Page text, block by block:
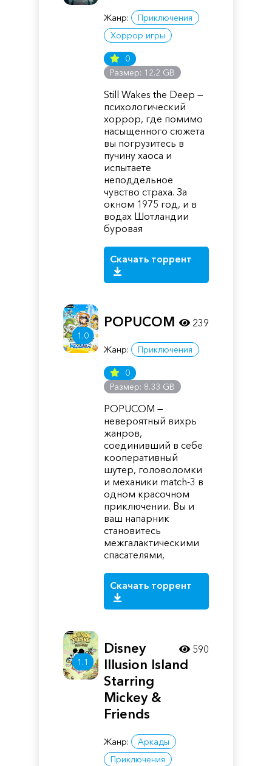
Жанр:
Приключения
Хоррор игры
0
Размер: 12.2 GB
Still Wakes the Deep —
психологический
хоррор, где помимо
насыщенного сюжета
вы погрузитесь в
пучину хаоса и
испытаете
неподдельное
чувство страха. За
окном 1975 год, и в
водах Шотландии
буровая
Скачать торрент
1.0
POPUCOM
Жанр: Приключения
0
Размер: 8.33 GB
POPUCOM —
невероятный вихрь
жанров,
соединивший в себе
кооперативный
шутер, головоломки
и механики match-3 в
одном красочном
приключении. Вы и
ваш напарник
становитесь
межгалактическими
спасателями,
Скачать торрент
239
1.1
Disney
Illusion Island
Starring
Mickey &
Friends
Жанр:
Аркады
Приключения
590